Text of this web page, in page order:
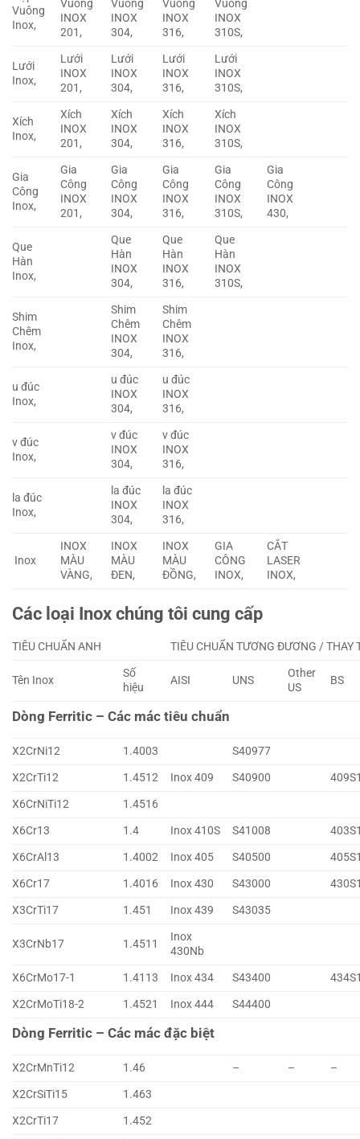
Vuông
Inox,
Vuông
INOX
201,
Vuông
INOX
304,
Vuông
INOX
316,
Vuông
INOX
310S,
Lưới
Inox,
Lưới
INOX
201,
Lưới
INOX
304,
Lưới
INOX
316,
Lưới
INOX
310S,
Xích
Inox,
Xích
INOX
201,
Xích
INOX
304,
Xích
INOX
316,
Xích
INOX
310S,
Gia
Công
Inox,
Gia
Công
INOX
201,
Gia
Công
INOX
304,
Gia
Công
INOX
316,
Gia
Công
INOX
310S,
Gia
Công
INOX
430,
Que
Hàn
Inox,
Que
Hàn
INOX
304,
Que
Hàn
INOX
316,
Que
Hàn
INOX
310S,
Shim
Chêm
Inox,
Shim
Chêm
INOX
304,
Shim
Chêm
INOX
316,
u đúc
Inox,
u đúc
INOX
304,
u đúc
INOX
316,
v đúc
Inox,
v đúc
INOX
304,
v đúc
INOX
316,
la đúc
Inox,
la đúc
INOX
304,
la đúc
INOX
316,
Inox
INOX
MÀU
VÀNG,
INOX
MÀU
ĐEN,
INOX
MÀU
ĐỒNG,
GIA
CÔNG
INOX,
CẮT
LASER
INOX,
Các loại Inox chúng tôi cung cấp
TIÊU CHUẨN ANH TIÊU CHUẨN TƯƠNG ĐƯƠNG / THAY
Tên Inox
Số
hiệu
AISI UNS
Other
US
BS
Dòng Ferritic – Các mác tiêu chuẩn
X2CrNi12 1.4003
S40977
X2CrTi12
1.4512 Inox 409 S40900
X6CrNiTi12
1.4516
X6Cr13
1.4 Inox 410S S41008
X6CrAl13
1.4002 Inox 405 S40500
X6Cr17
1.4016 Inox 430 S43000
X3CrTi17
1.451 Inox 439 S43035
X3CrNb17 1.4511
Inox
430Nb
X6CrMo17-1
1.4113 Inox 434 S43400
X2CrMoTi18-2
1.4521 Inox 444 S44400
Dòng Ferritic – Các mác đặc biệt
X2CrMnTi12 1.46 – –
–
X2CrSiTi15
1.463
X2CrTi17
1.452